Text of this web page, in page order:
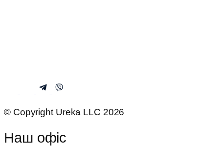
© Copyright Ureka LLC 2026
Наш офіс